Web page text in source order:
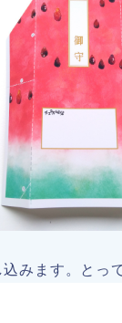
みます。とっ